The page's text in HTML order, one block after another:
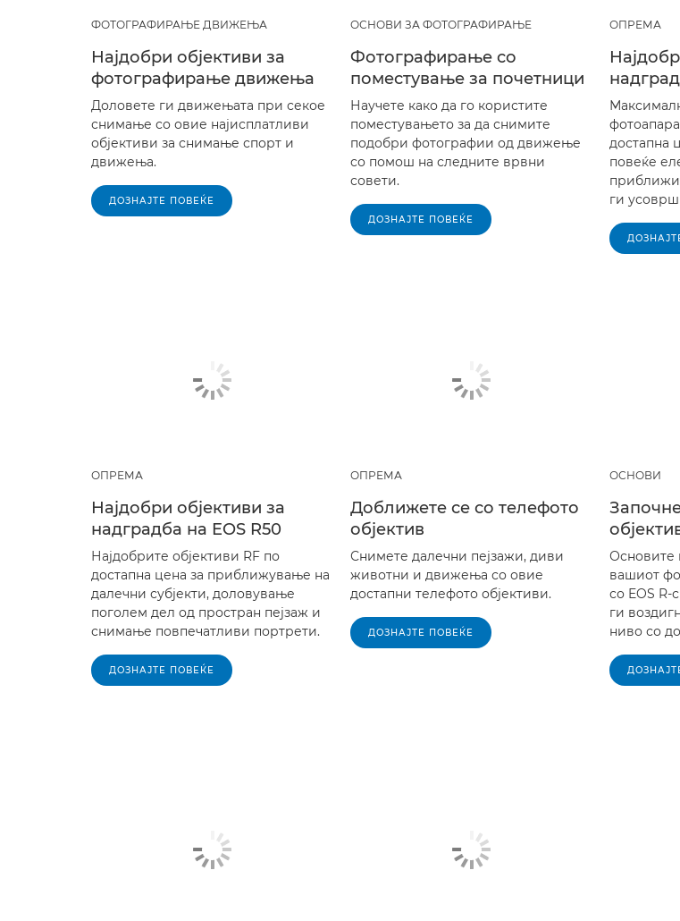
ФОТОГРАФИРАЊЕ ДВИЖЕЊА
Најдобри објективи за
фотографирање движења
Доловете ги движењата при секое
снимање со овие најисплатливи
објективи за снимање спорт и
движења.
ДОЗНАЈТЕ ПОВЕЌЕ
ОСНОВИ ЗА ФОТОГРАФИРАЊЕ
Фотографирање со
поместување за почетници
Научете како да го користите
поместувањето за да снимите
подобри фотографии од движење
со помош на следните врвни
совети.
ДОЗНАЈТЕ ПОВЕЌЕ
ОПРЕМА
достапна
повеќе
ги
ОПРЕМА
Најдобри објективи за
надградба на EOS R50
Најдобрите објективи RF по
достапна цена за приближување на
далечни субјекти, доловување
поголем дел од простран пејзаж и
снимање повпечатливи портрети.
ДОЗНАЈТЕ ПОВЕЌЕ
ОПРЕМА
Доближете се со телефото
објектив
Снимете далечни пејзажи, диви
животни и движења со овие
достапни телефото објективи.
ДОЗНАЈТЕ ПОВЕЌЕ
ОСНОВИ
Основите
вашиот
со EOS
ги
ниво со